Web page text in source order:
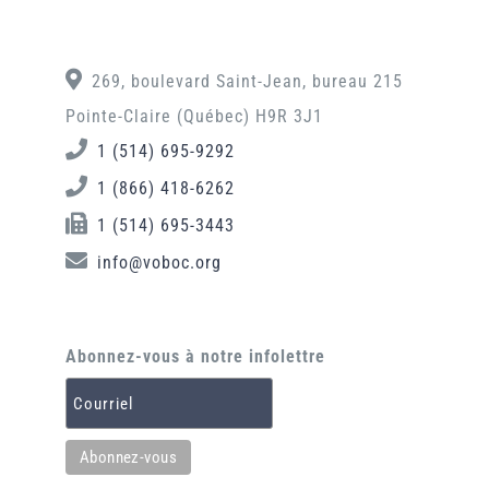
269, boulevard Saint-Jean, bureau 215
Pointe-Claire (Québec) H9R 3J1
1 (514) 695-9292
1 (866) 418-6262
1 (514) 695-3443
info@voboc.org
Abonnez-vous à notre infolettre